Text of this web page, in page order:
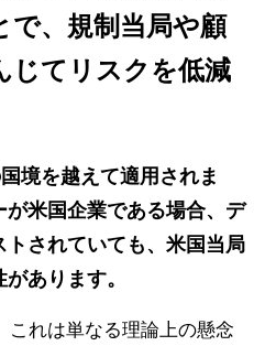
で、規制当局や顧
じてリスクを低減
境を越えて適用されま
米国企業である場合、デ
されていても、米国当局
あります。
これは単なる理論上の懸念